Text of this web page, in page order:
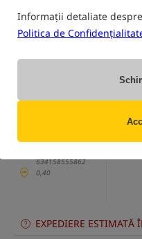
Informații detaliate
Politica de
(Unele opțiuni ar putea fi
Opțiune Cena
634158555862
0,40
EXPEDIERE ESTIMATĂ